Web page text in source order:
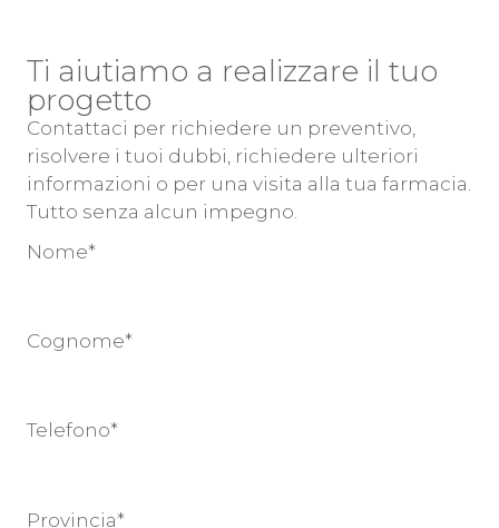
Ti aiutiamo a realizzare il tuo
progetto
Contattaci per richiedere un preventivo,
risolvere i tuoi dubbi, richiedere ulteriori
informazioni o per una visita alla tua farmacia.
Tutto senza alcun impegno.
Nome*
Cognome*
Telefono*
Provincia*